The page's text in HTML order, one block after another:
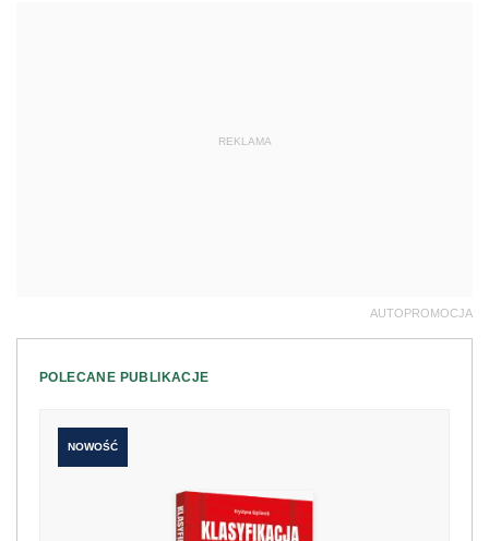
REKLAMA
AUTOPROMOCJA
POLECANE PUBLIKACJE
NOWOŚĆ